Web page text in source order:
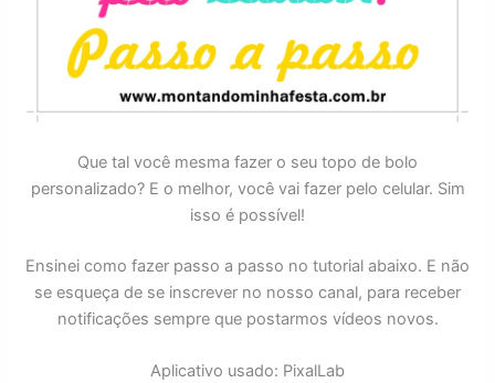
Que tal você mesma fazer o seu topo de bolo
personalizado? E o melhor, você vai fazer pelo celular. Sim
isso é possível!
Ensinei como fazer passo a passo no tutorial abaixo. E não
se esqueça de se inscrever no nosso canal, para receber
notificações sempre que postarmos vídeos novos.
Aplicativo usado: PixalLab